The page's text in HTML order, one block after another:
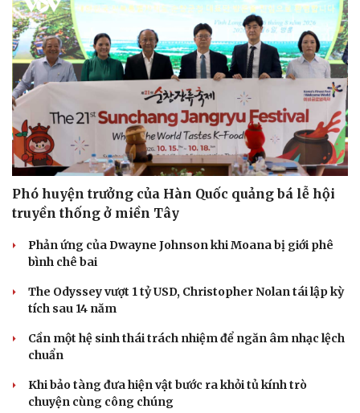
Phó huyện trưởng của Hàn Quốc quảng bá lễ hội
truyền thống ở miền Tây
Phản ứng của Dwayne Johnson khi Moana bị giới phê
bình chê bai
The Odyssey vượt 1 tỷ USD, Christopher Nolan tái lập kỳ
tích sau 14 năm
Cần một hệ sinh thái trách nhiệm để ngăn âm nhạc lệch
chuẩn
Khi bảo tàng đưa hiện vật bước ra khỏi tủ kính trò
chuyện cùng công chúng